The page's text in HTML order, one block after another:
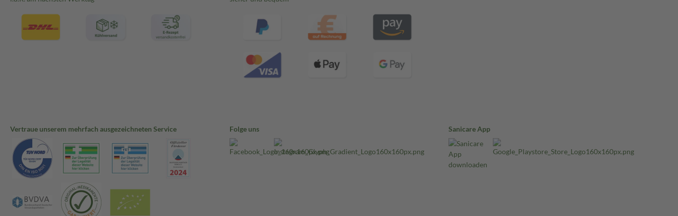
Vertraue unserem mehrfach ausgezeichneten Service Folge uns Sanicare App